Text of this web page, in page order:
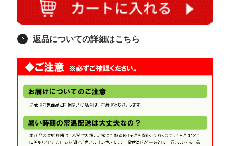
返品についての詳細はこちら